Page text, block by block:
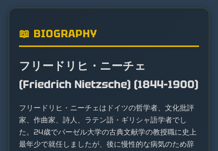
📖 BIOGRAPHY
フリードリヒ・ニーチェ
(Friedrich Nietzsche) (1844–1900)
フリードリヒ・ニーチェはドイツの哲学者、文化批評
家、作曲家、詩人、ラテン語・ギリシャ語学者でし
た。24歳でバーゼル大学の古典文献学の教授職に史上
最年少で就任しましたが、後に慢性的な病気のため辞